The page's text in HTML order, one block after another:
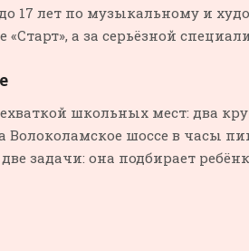
17 лет по музыкальному и
а за серьёзной
школьных мест: два
Волоколамское шоссе в часы
задачи: она подбирает